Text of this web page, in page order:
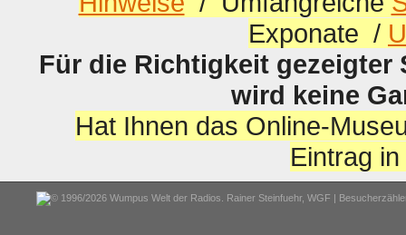
Exponate /
Für die Richtigkeit
wird keine
Hat Ihnen das Online-
Eintrag
© 1996/2026 Wumpus Welt der Radios. Rainer Steinfuehr, WGF |